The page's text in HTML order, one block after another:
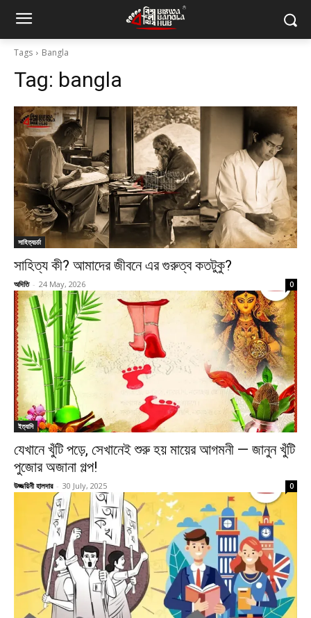
Tags Bangla
Tag: bangla
সাহিত্যচর্চা
সাহিত্য কী? আমাদের জীবনে এর গুরুত্ব কতটুকু?
অদিতি - 24 May, 2026 0
ইত্যাদি
যেখানে খুঁটি পড়ে, সেখানেই শুরু হয় মায়ের আগমনী — জানুন খুঁটি
পুজোর অজানা গল্প!
উজ্জয়িনী হালদার - 30 July, 2025 0